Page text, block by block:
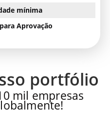
mínima
Aprovação
portfólio
mil empresas